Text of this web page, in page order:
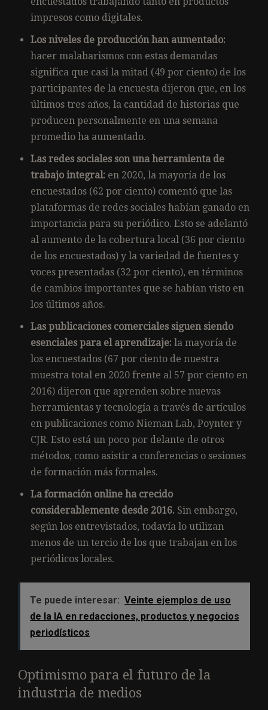
impresos como digitales.
Los niveles de producción han aumentado:
hacer malabarismos con estas demandas
significa que casi la mitad (49 por ciento) de los
participantes de la encuesta dijeron que, en los
últimos tres años, la cantidad de historias que
producen personalmente en una semana
promedio ha aumentado.
Las redes sociales son una herramienta de
trabajo integral: en 2020, la mayoría de los
encuestados (62 por ciento) comentó que las
plataformas de redes sociales habían ganado en
importancia para su periódico. Esto se adelantó
al aumento de la cobertura local (36 por ciento
de los encuestados) y la variedad de fuentes y
voces presentadas (32 por ciento), en términos
de cambios importantes que se habían visto en
los últimos años.
Las publicaciones comerciales siguen siendo
esenciales para el aprendizaje: la mayoría de
los encuestados (67 por ciento de nuestra
muestra total en 2020 frente al 57 por ciento en
2016) dijeron que aprenden sobre nuevas
herramientas y tecnología a través de artículos
en publicaciones como Nieman Lab, Poynter y
CJR. Esto está un poco por delante de otros
métodos, como asistir a conferencias o sesiones
de formación más formales.
La formación online ha crecido
considerablemente desde 2016. Sin embargo,
según los entrevistados, todavía lo utilizan
menos de un tercio de los que trabajan en los
periódicos locales.
Te puede interesar: Veinte ejemplos de uso
de la IA en redacciones, productos y negocios
periodísticos
Optimismo para el futuro de la
industria de medios